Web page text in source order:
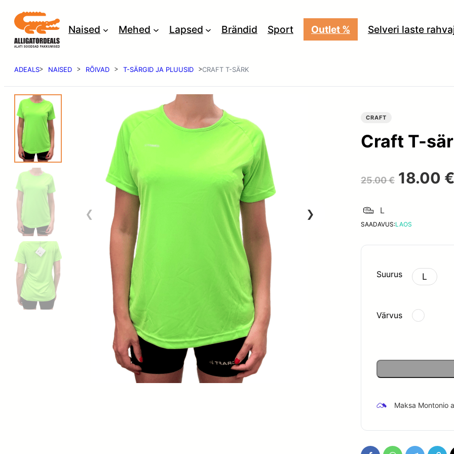
Naised Mehed Lapsed Brändid Sport Outlet % Selveri laste
ADEALSᐳ NAISED ᐳ RÕIVAD ᐳ T-SÄRGID JA PLUUSID ᐳCRAFT T-SÄRK
CRAFT
Craft T-
25.00€ Algne
oli:
18.00 €
L
SAADAVUS:LAOS
Suurus L
Värvus
Maksa Montonio